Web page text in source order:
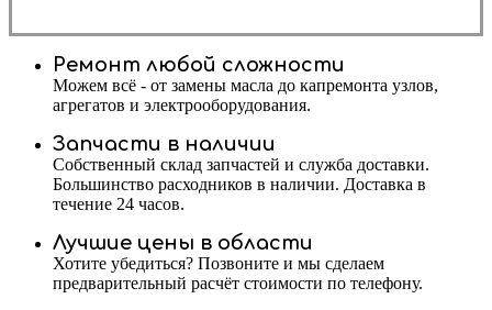
Ремонт любой сложности
Можем всё - от замены масла до капремонта узлов,
агрегатов и электрооборудования.
Запчасти в наличии
Собственный склад запчастей и служба доставки.
Большинство расходников в наличии. Доставка в
течение 24 часов.
Лучшие цены в области
Хотите убедиться? Позвоните и мы сделаем
предварительный расчёт стоимости по телефону.